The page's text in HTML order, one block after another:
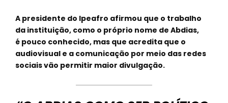
A presidente do Ipeafro afirmou que o trabalho
da instituição, como o próprio nome de Abdias,
é pouco conhecido, mas que acredita que o
audiovisual e a comunicação por meio das redes
sociais vão permitir maior divulgação.